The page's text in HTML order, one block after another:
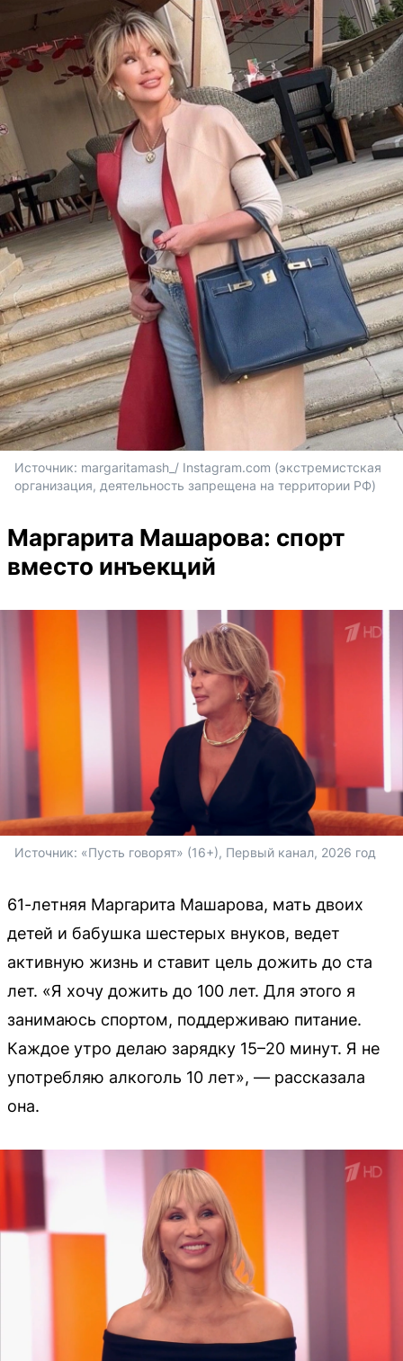
Источник: margaritamash_ / Instagram.com (экстремистская
организация, деятельность запрещена на территории РФ)
Маргарита Машарова: спорт
вместо инъекций
Источник: «Пусть говорят» (16+), Первый канал, 2026 год
61-летняя Маргарита Машарова, мать двоих
детей и бабушка шестерых внуков, ведет
активную жизнь и ставит цель дожить до ста
лет. «Я хочу дожить до 100 лет. Для этого я
занимаюсь спортом, поддерживаю питание.
Каждое утро делаю зарядку 15–20 минут. Я не
употребляю алкоголь 10 лет», — рассказала
она.